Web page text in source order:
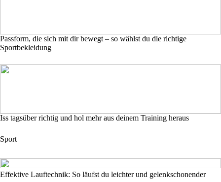
Passform, die sich mit dir bewegt – so wählst du die richtige
Sportbekleidung
Iss tagsüber richtig und hol mehr aus deinem Training heraus
Sport
Effektive Lauftechnik: So läufst du leichter und gelenkschonender